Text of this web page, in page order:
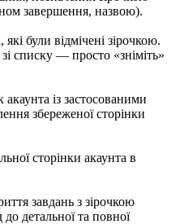
завершення, назвою).
були відмічені зірочкою.
списку — просто «зніміть»
із застосованими
збереженої сторінки
сторінки акаунта в
завдань з зірочкою
детальної та повної